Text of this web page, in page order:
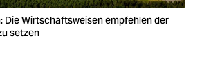
Die Wirtschaftsweisen empfehlen der
setzen